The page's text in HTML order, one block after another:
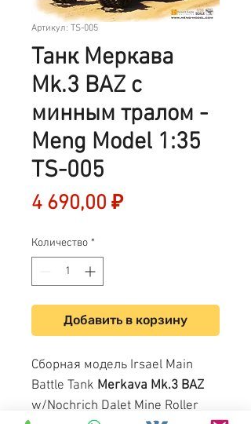
Артикул: TS-005
Танк Меркава
Mk.3 BAZ с
минным тралом -
Meng Model 1:35
TS-005
4 690,00 ₽Цена
Количество *
Добавить в корзину
Сборная модель Irsael Main
Battle Tank Merkava Mk.3 BAZ
w/Nochrich Dalet Mine Roller